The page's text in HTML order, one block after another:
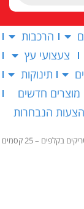
הרכבות
צעצועי עץ
תינוקות
מוצרים חדשים
/ עיר הקסמים – טריקים בקלפים – 25 קסמים